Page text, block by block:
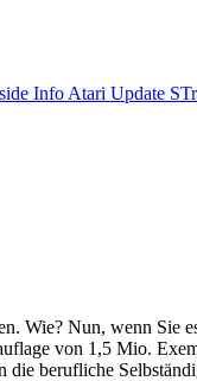
Info Atari Update
Wie? Nun, wenn
von 1,5 Mio.
berufliche